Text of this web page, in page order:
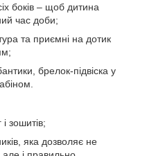
боків – щоб дитина
час доби;
та приємні на дотик
брелок-підвіска у
зошитів;
яка дозволяє не